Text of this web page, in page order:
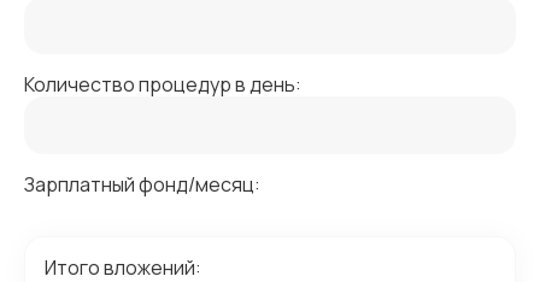
Количество процедур в день:
Зарплатный фонд/месяц:
Итого вложений: